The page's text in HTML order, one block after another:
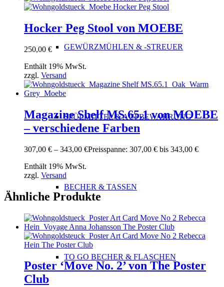
GEWÜRZMÜHLEN & -STREUER
SPÜLMITTEL & AUFBEWAHRUNG
BECHER & TASSEN
TO GO BECHER & FLASCHEN
Hocker Peg Stool von MOEBE
250,00 €
Enthält 19% MwSt.
zzgl. Versand
Magazine Shelf MS.65.1 von MOEBE
– verschiedene Farben
307,00 € – 343,00 €Preisspanne: 307,00 € bis 343,00 €
Enthält 19% MwSt.
zzgl. Versand
Ähnliche Produkte
Poster ‘Move No. 2’ von The Poster
Club